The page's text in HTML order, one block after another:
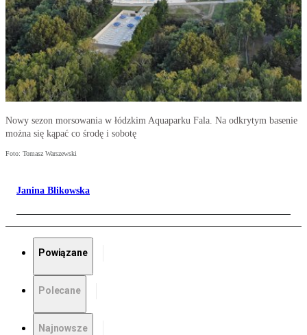
Nowy sezon morsowania w łódzkim Aquaparku Fala. Na odkrytym basenie
można się kąpać co środę i sobotę
Foto: Tomasz Warszewski
Janina Blikowska
Powiązane
Polecane
Najnowsze